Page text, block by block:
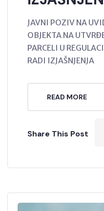
JAVNI POZIV NA
OBJEKTA NA
PARCELI U
RADI IZJAŠNJENJA
READ MORE
Share This Post